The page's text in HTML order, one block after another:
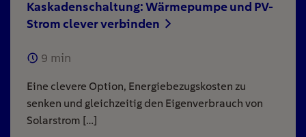
Kaskadenschaltung: Wärmepumpe und PV-
Strom clever verbinden
9 min
Eine clevere Option, Energiebezugskosten zu
senken und gleichzeitig den Eigenverbrauch von
Solarstrom […]